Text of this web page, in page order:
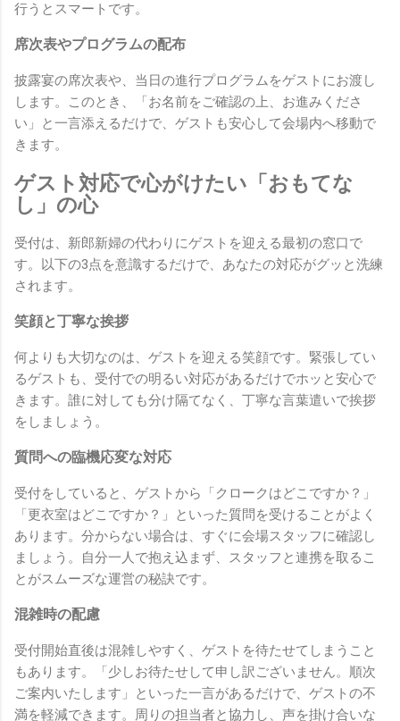
行うとスマートです。
席次表やプログラムの配布
披露宴の席次表や、当日の進行プログラムをゲストにお渡し
します。このとき、「お名前をご確認の上、お進みくださ
い」と一言添えるだけで、ゲストも安心して会場内へ移動で
きます。
ゲスト対応で心がけたい「おもてな
し」の心
受付は、新郎新婦の代わりにゲストを迎える最初の窓口で
す。以下の3点を意識するだけで、あなたの対応がグッと洗練
されます。
笑顔と丁寧な挨拶
何よりも大切なのは、ゲストを迎える笑顔です。緊張してい
るゲストも、受付での明るい対応があるだけでホッと安心で
きます。誰に対しても分け隔てなく、丁寧な言葉遣いで挨拶
をしましょう。
質問への臨機応変な対応
受付をしていると、ゲストから「クロークはどこですか？」
「更衣室はどこですか？」といった質問を受けることがよく
あります。分からない場合は、すぐに会場スタッフに確認し
ましょう。自分一人で抱え込まず、スタッフと連携を取るこ
とがスムーズな運営の秘訣です。
混雑時の配慮
受付開始直後は混雑しやすく、ゲストを待たせてしまうこと
もあります。「少しお待たせして申し訳ございません。順次
ご案内いたします」といった一言があるだけで、ゲストの不
満を軽減できます。周りの担当者と協力し、声を掛け合いな